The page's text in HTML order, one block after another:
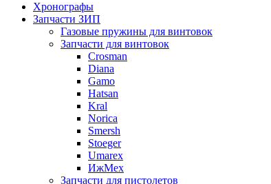
Хронографы
Запчасти ЗИП
Газовые пружины для винтовок
Запчасти для винтовок
Crosman
Diana
Gamo
Hatsan
Kral
Norica
Smersh
Stoeger
Umarex
ИжМех
Запчасти для пистолетов